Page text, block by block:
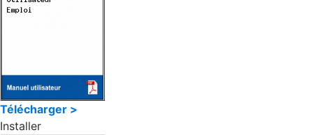
Télécharger >
Installer